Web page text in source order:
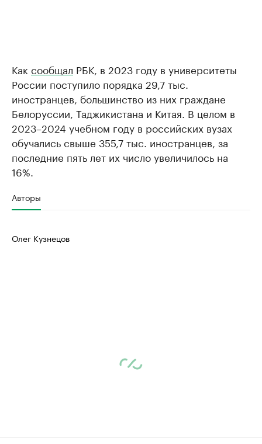
Как сообщал РБК, в 2023 году в университеты
России поступило порядка 29,7 тыс.
иностранцев, большинство из них граждане
Белоруссии, Таджикистана и Китая. В целом в
2023–2024 учебном году в российских вузах
обучались свыше 355,7 тыс. иностранцев, за
последние пять лет их число увеличилось на
16%.
Авторы
Олег Кузнецов